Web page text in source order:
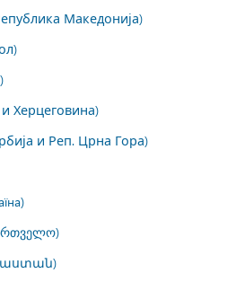
Македонија)
Херцеговина)
и Реп. Црна Гора)